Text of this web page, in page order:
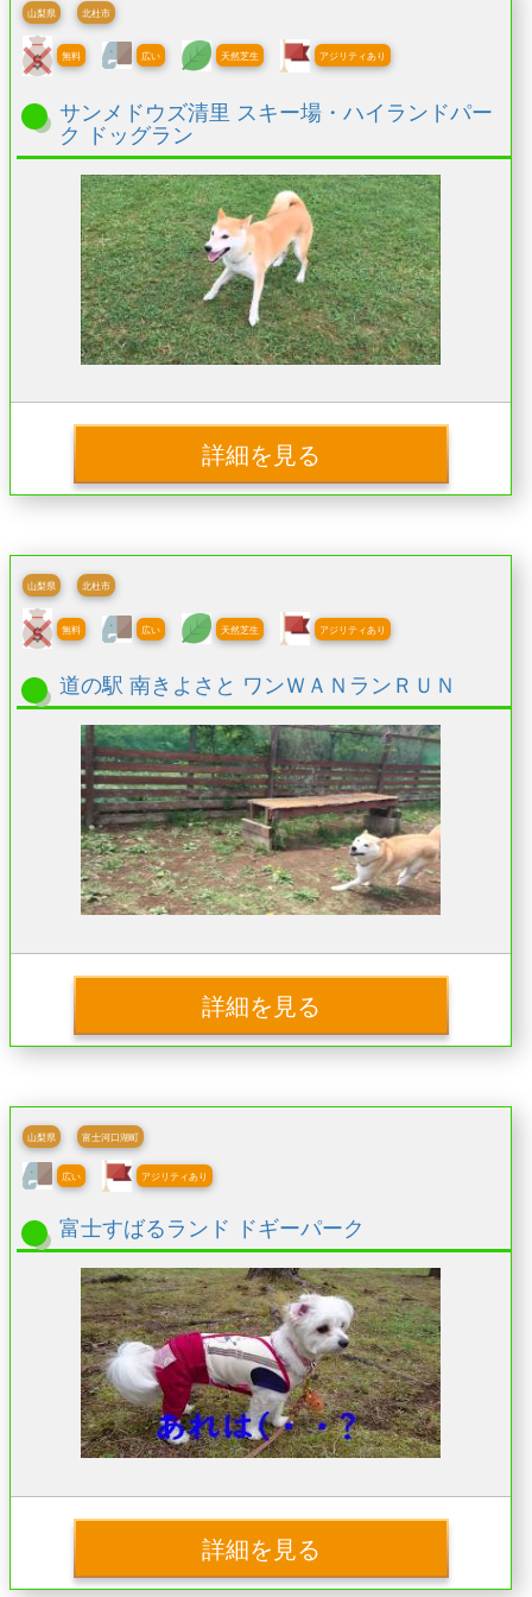
山梨県 北杜市
無料 広い 天然芝生 アジリティあり
サンメドウズ清里 スキー場・ハイランドパー
ク ドッグラン
詳細を見る
山梨県 北杜市
無料 広い 天然芝生 アジリティあり
道の駅 南きよさと ワンＷＡＮランＲＵＮ
詳細を見る
山梨県 富士河口湖町
広い アジリティあり
富士すばるランド ドギーパーク
詳細を見る